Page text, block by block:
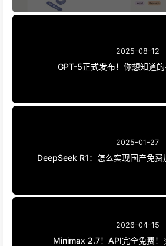
2025-08-12
GPT-5正式发布！你想知道的
2025-01-27
DeepSeek R1：怎么实现国产免
2026-04-15
Minimax 2.7！API完全免费！